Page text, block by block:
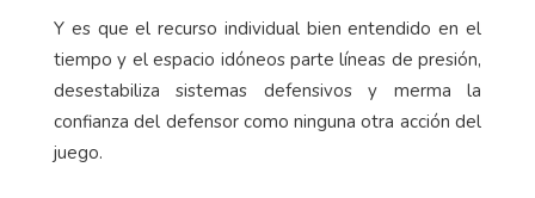
Y es que el recurso individual bien entendido en el
tiempo y el espacio idóneos parte líneas de presión,
desestabiliza sistemas defensivos y merma la
confianza del defensor como ninguna otra acción del
juego.